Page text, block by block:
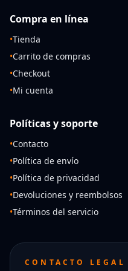
Compra en línea
•Tienda
•Carrito de compras
•Checkout
•Mi cuenta
Políticas y soporte
•Contacto
•Política de envío
•Política de privacidad
•Devoluciones y reembolsos
•Términos del servicio
CONTACTO LEGAL